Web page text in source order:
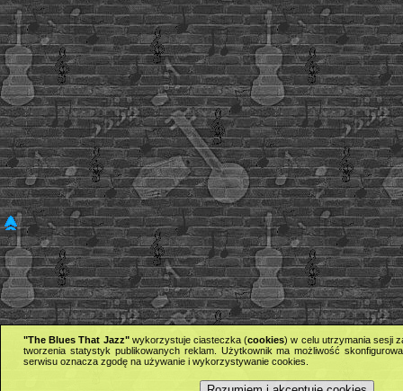
"The Blues That Jazz"wykorzystuje ciasteczka (cookies) w celu utrzymania sesji
tworzenia statystyk publikowanych reklam. Użytkownik ma możliwość
serwisu oznacza zgodę na używanie i wykorzystywanie cookies.